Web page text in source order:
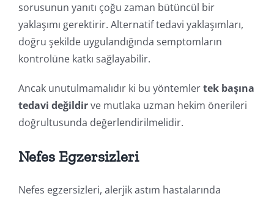
sorusunun yanıtı çoğu zaman bütüncül bir
yaklaşımı gerektirir. Alternatif tedavi yaklaşımları,
doğru şekilde uygulandığında semptomların
kontrolüne katkı sağlayabilir.
Ancak unutulmamalıdır ki bu yöntemlertek başına
tedavi değildirve mutlaka uzman hekim önerileri
doğrultusunda değerlendirilmelidir.
Nefes Egzersizleri
Nefes egzersizleri, alerjik astım hastalarında